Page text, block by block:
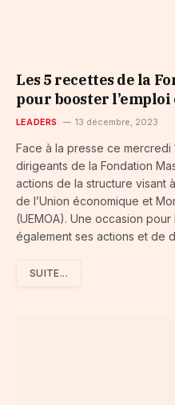
Les 5 recettes de la
pour booster l’emploi
LEADERS 13 décembre, 2023
Face à la presse ce mercredi
dirigeants de la Fondation
actions de la structure visant
de l’Union économique et
(UEMOA). Une occasion
également ses actions et de
SUITE...